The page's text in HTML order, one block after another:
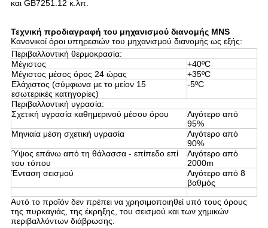
και GB7251.12 κ.λπ.
Τεχνική προδιαγραφή του μηχανισμού διανομής MNS
Κανονικοί όροι υπηρεσιών του μηχανισμού διανομής ως εξής:
Περιβαλλοντική θερμοκρασία:
Μέγιστος
+40ºC
Μέγιστος μέσος όρος 24 ώρας
+35ºC
Ελάχιστος (σύμφωνα με το μείον 15
εσωτερικές κατηγορίες)
-5ºC
Περιβαλλοντική υγρασία:
Σχετική υγρασία καθημερινού μέσου όρου
Λιγότερο από
95%
Μηνιαία μέση σχετική υγρασία
Λιγότερο από
90%
Ύψος επάνω από τη θάλασσα - επίπεδο επί
του τόπου
Λιγότερο από
2000m
Ένταση σεισμού
Λιγότερο από 8
βαθμός
Αυτό το προϊόν δεν πρέπει να χρησιμοποιηθεί υπό τους όρους
της πυρκαγιάς, της έκρηξης, του σεισμού και των χημικών
περιβαλλόντων διάβρωσης.